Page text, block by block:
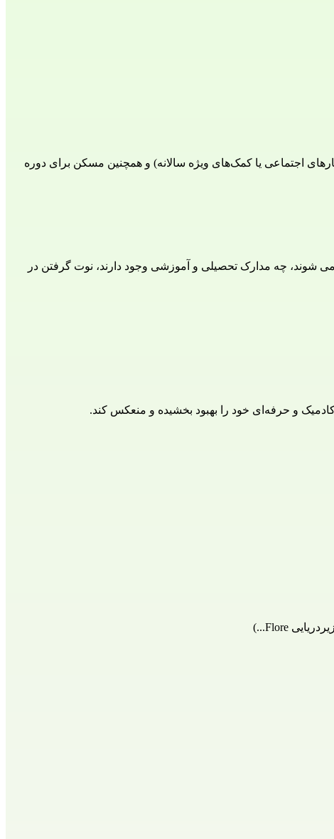
شوند، چه مدارک تحصیلی و آموزشی وجود دارند، نوت گرفتن در
و حرفه‌ای خود را بهبود بخشیده و منعکس کند.